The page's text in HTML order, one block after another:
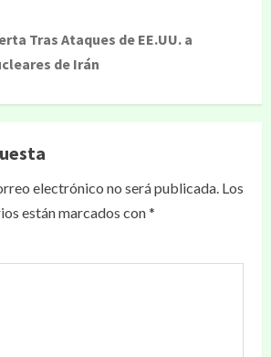
Tras Ataques de EE.UU. a
de Irán
electrónico no será publicada. Los
están marcados con*